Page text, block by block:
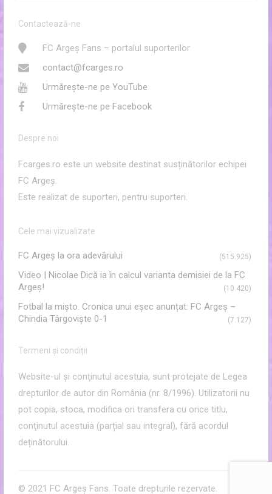
Contactează-ne
FC Argeș Fans – portalul suporterilor
contact@fcarges.ro
Urmărește-ne pe YouTube
Urmărește-ne pe Facebook
Despre noi
Fcarges.ro este un website destinat susținătorilor echipei
FC Argeș.
Este realizat de suporteri, pentru suporteri.
Cele mai vizualizate
FC Argeş la ora adevărului (515.925)
Video | Nicolae Dică ia în calcul varianta demisiei de la FC
Argeș!
(10.420)
Fotbal la mișto. Cronica unui eșec anunțat: FC Argeș –
Chindia Târgoviște 0-1
(7.127)
Termeni și condiții
Website-ul şi conţinutul acestuia, sunt protejate de Legea
drepturilor de autor din România (nr. 8/1996). Utilizatorii nu
pot copia, stoca, modifica ori transfera cu orice titlu,
conţinutul acestuia (parțial sau integral), fără acordul
deținătorului.
© 2021 FC Argeș Fans. Toate drepturile rezervate.